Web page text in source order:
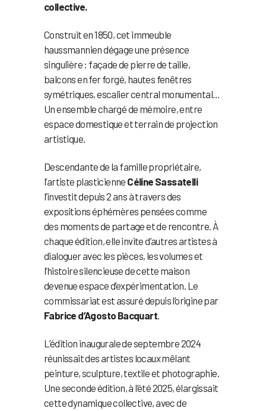
collective.
Construit en 1850, cet immeuble
haussmannien dégage une présence
singulière : façade de pierre de taille,
balcons en fer forgé, hautes fenêtres
symétriques, escalier central monumental…
Un ensemble chargé de mémoire, entre
espace domestique et terrain de projection
artistique.
Descendante de la famille propriétaire,
l’artiste plasticienne Céline Sassatelli
l’investit depuis 2 ans à travers des
expositions éphémères pensées comme
des moments de partage et de rencontre. À
chaque édition, elle invite d’autres artistes à
dialoguer avec les pièces, les volumes et
l’histoire silencieuse de cette maison
devenue espace d’expérimentation. Le
commissariat est assuré depuis l’origine par
Fabrice d’Agosto Bacquart.
L’édition inaugurale de septembre 2024
réunissait des artistes locaux mêlant
peinture, sculpture, textile et photographie.
Une seconde édition, à l’été 2025, élargissait
cette dynamique collective, avec de